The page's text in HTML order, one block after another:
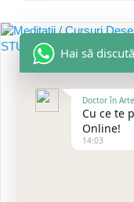
Hai să
Doctor în
Cu ce te
Online!
14:03